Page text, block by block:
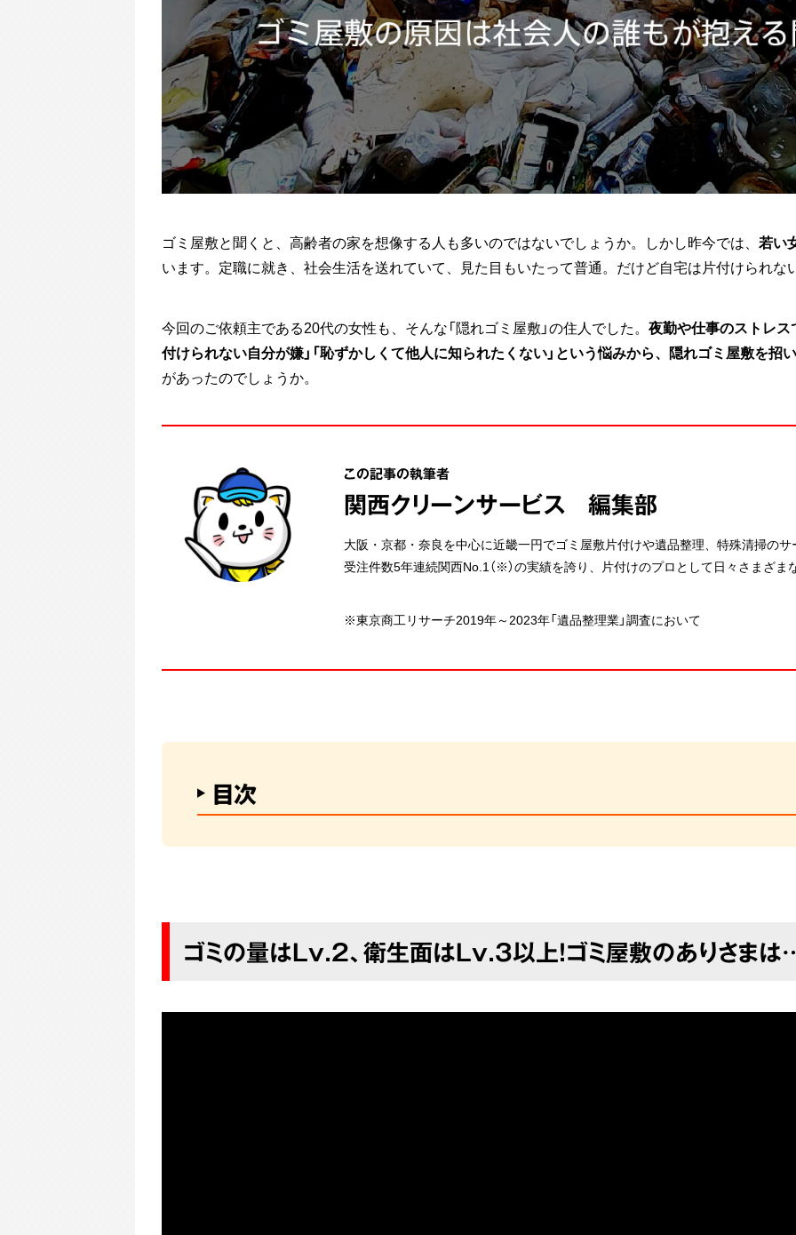
ゴミ屋敷と聞くと、高齢者の家を想像する人も多いのではないでしょうか。しかし昨今では、 若い
います。定職に就き、社会生活を送れていて、見た目もいたって普通。だけど自宅は片付けられ
今回のご依頼主である20代の女性も、そんな「隠れゴミ屋敷」の住人でした。 夜勤や仕事のストレス
付けられない自分が嫌」「恥ずかしくて他人に知られたくない」という悩みから、隠れゴミ屋敷を招
があったのでしょうか。
この記事の執筆者
関西クリーンサービス 編集部
大阪・京都・奈良を中心に近畿一円でゴミ屋敷片付けや遺品整理、特殊清掃の
受注件数5年連続関西No.1（※）の実績を誇り、片付けのプロとして日々さまざ
※東京商工リサーチ2019年～2023年「遺品整理業」調査において
目次
ゴミの量はLv.2、衛生面はLv.3以上！ゴミ屋敷のありさま